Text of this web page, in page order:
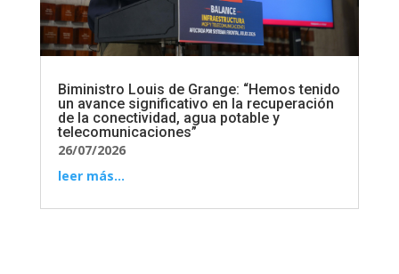
Biministro Louis de Grange: “Hemos tenido
un avance significativo en la recuperación
de la conectividad, agua potable y
telecomunicaciones”
26/07/2026
leer más...